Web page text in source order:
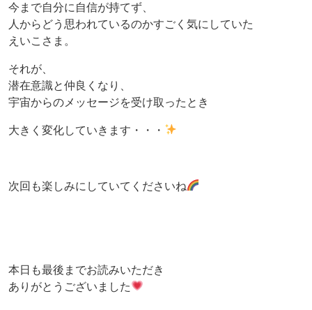
今まで自分に自信が持てず、
人からどう思われているのかすごく気にしていた
えいこさま。
それが、
潜在意識と仲良くなり、
宇宙からのメッセージを受け取ったとき
大きく変化していきます・・・
次回も楽しみにしていてくださいね
本日も最後までお読みいただき
ありがとうございました